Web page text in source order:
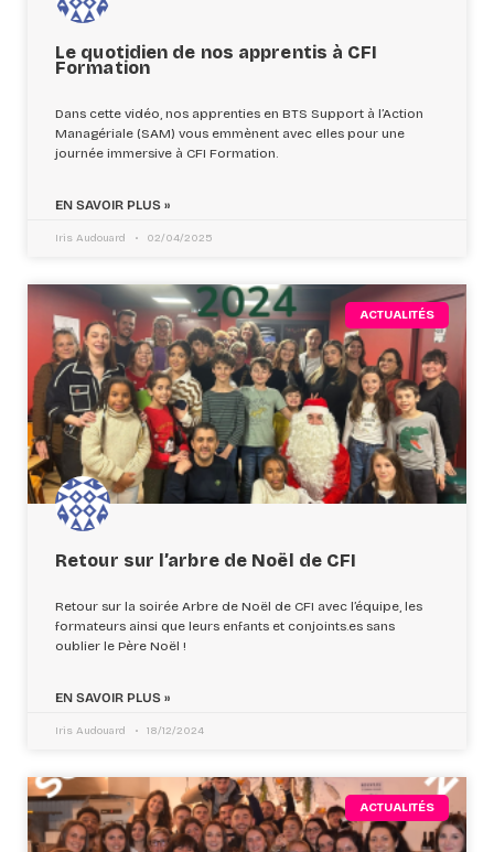
Le quotidien de nos apprentis à CFI
Formation
Dans cette vidéo, nos apprenties en BTS Support à l’Action
Managériale (SAM) vous emmènent avec elles pour une
journée immersive à CFI Formation.
EN SAVOIR PLUS »
Iris Audouard 02/04/2025
ACTUALITÉS
Retour sur l’arbre de Noël de CFI
Retour sur la soirée Arbre de Noël de CFI avec l’équipe, les
formateurs ainsi que leurs enfants et conjoints.es sans
oublier le Père Noël !
EN SAVOIR PLUS »
Iris Audouard 18/12/2024
ACTUALITÉS